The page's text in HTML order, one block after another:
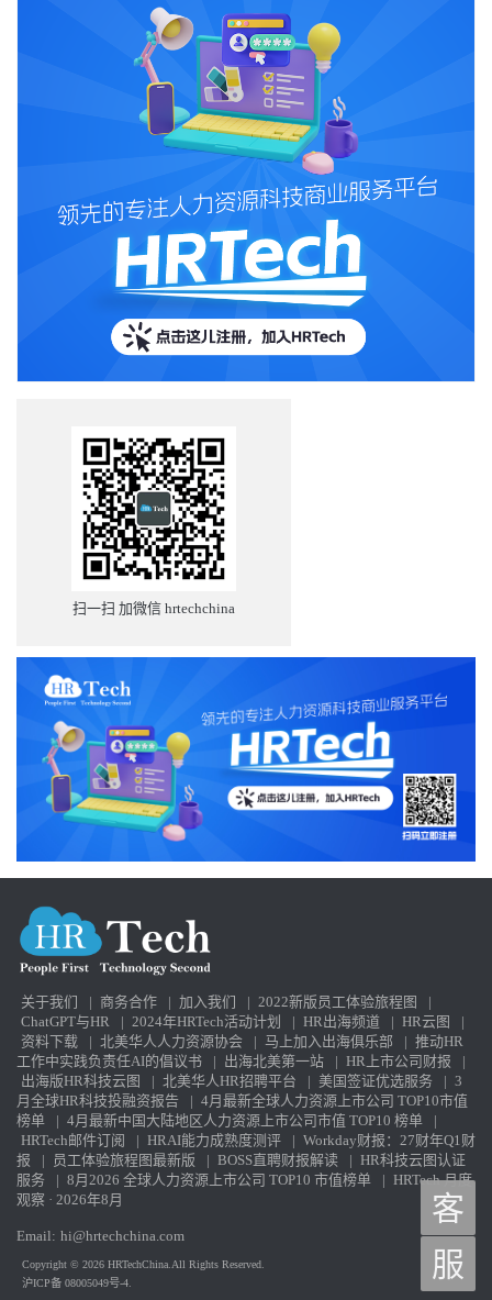
扫一扫 加微信 hrtechchina
关于我们 | 商务合作 | 加入我们 | 2022新版员工体验旅程图
|
ChatGPT与HR
| 2024年HRTech活动计划 | HR出海频道 | HR云图
|
资料下载
| 北美华人人力资源协会 | 马上加入出海俱乐部 | 推动HR
工作中实践负责任AI的倡议书
| 出海北美第一站 | HR上市公司财报
|
出海版HR科技云图
| 北美华人HR招聘平台 | 美国签证优选服务 | 3
月全球HR科技投融资报告
| 4月最新全球人力资源上市公司 TOP10市值
榜单
| 4月最新中国大陆地区人力资源上市公司市值 TOP10 榜单
|
HRTech邮件订阅
| HRAI能力成熟度测评 | Workday财报：27财年Q1财
报
| 员工体验旅程图最新版 | BOSS直聘财报解读 | HR科技云图认证
服务
| 8月2026 全球人力资源上市公司 TOP10 市值榜单 | HRTech 月度
观察 · 2026年8月
Email: hi@hrtechchina.com
Copyright © 2026 HRTechChina.All Rights Reserved.
沪ICP备 08005049号-4.
客
服